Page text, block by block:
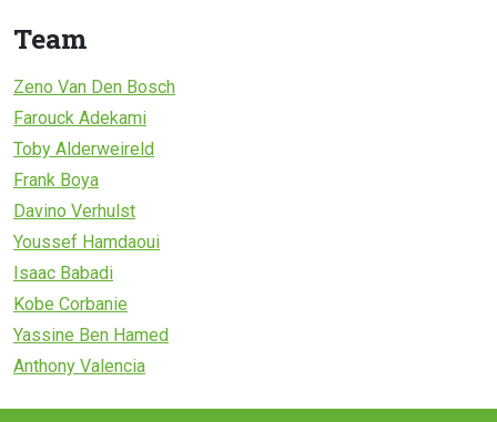
Team
Zeno Van Den Bosch
Farouck Adekami
Toby Alderweireld
Frank Boya
Davino Verhulst
Youssef Hamdaoui
Isaac Babadi
Kobe Corbanie
Yassine Ben Hamed
Anthony Valencia